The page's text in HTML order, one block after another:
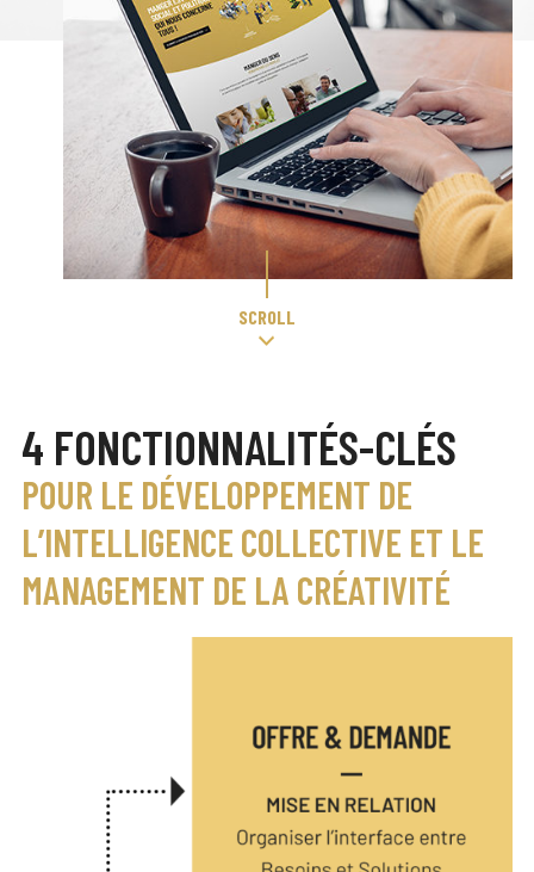
SCROLL
4 FONCTIONNALITÉS-CLÉS
POUR LE DÉVELOPPEMENT DE
L’INTELLIGENCE COLLECTIVE ET LE
MANAGEMENT DE LA CRÉATIVITÉ